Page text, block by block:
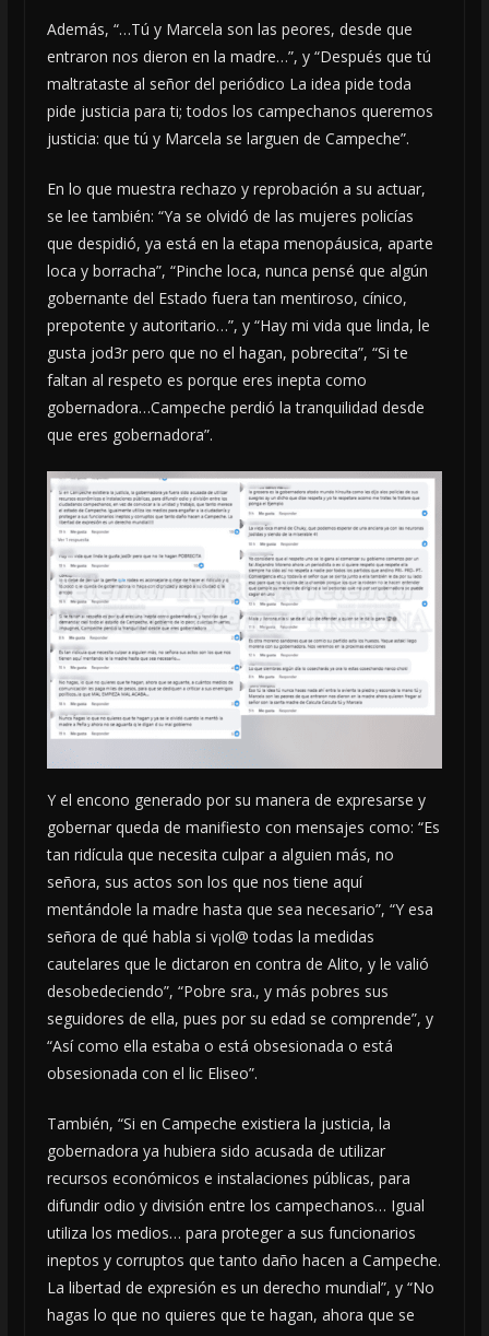
Además, “…Tú y Marcela son las peores, desde que
entraron nos dieron en la madre…”, y “Después que tú
maltrataste al señor del periódico La idea pide toda
pide justicia para ti; todos los campechanos queremos
justicia: que tú y Marcela se larguen de Campeche”.
En lo que muestra rechazo y reprobación a su actuar,
se lee también: “Ya se olvidó de las mujeres policías
que despidió, ya está en la etapa menopáusica, aparte
loca y borracha”, “Pinche loca, nunca pensé que algún
gobernante del Estado fuera tan mentiroso, cínico,
prepotente y autoritario…”, y “Hay mi vida que linda, le
gusta jod3r pero que no el hagan, pobrecita”, “Si te
faltan al respeto es porque eres inepta como
gobernadora…Campeche perdió la tranquilidad desde
que eres gobernadora”.
Y el encono generado por su manera de expresarse y
gobernar queda de manifiesto con mensajes como: “Es
tan ridícula que necesita culpar a alguien más, no
señora, sus actos son los que nos tiene aquí
mentándole la madre hasta que sea necesario”, “Y esa
señora de qué habla si v¡ol@ todas la medidas
cautelares que le dictaron en contra de Alito, y le valió
desobedeciendo”, “Pobre sra., y más pobres sus
seguidores de ella, pues por su edad se comprende”, y
“Así como ella estaba o está obsesionada o está
obsesionada con el lic Eliseo”.
También, “Si en Campeche existiera la justicia, la
gobernadora ya hubiera sido acusada de utilizar
recursos económicos e instalaciones públicas, para
difundir odio y división entre los campechanos… Igual
utiliza los medios… para proteger a sus funcionarios
ineptos y corruptos que tanto daño hacen a Campeche.
La libertad de expresión es un derecho mundial”, y “No
hagas lo que no quieres que te hagan, ahora que se